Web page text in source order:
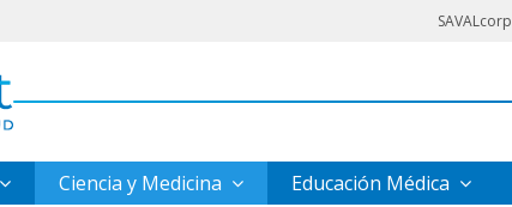
SAVALcorp
Ciencia y Medicina Educación Médica